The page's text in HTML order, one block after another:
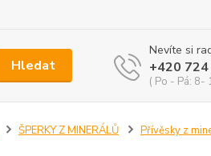
Hledat
Nevíte si
+420
( Po - Pá: 8-
ŠPERKY Z MINERÁLŮ Přívěsky z